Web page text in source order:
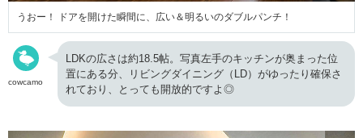
うおー！ ドアを開けた瞬間に、広い＆明るいのダブルパンチ！
cowcamo
LDKの広さは約18.5帖。写真左手のキッチンが奥まった位
置にある分、リビングダイニング（LD）がゆったり確保さ
れており、とっても開放的ですよ◎